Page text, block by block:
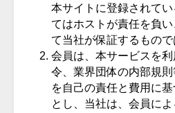
本サイトに登録されて
てはホストが責任を負
て当社が保証するもので
会員は、本サービスを
令、業界団体の内部規
を自己の責任と費用に
とし、当社は、会員に